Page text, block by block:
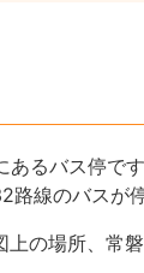
るバス停です
線のバスが停
の場所、常